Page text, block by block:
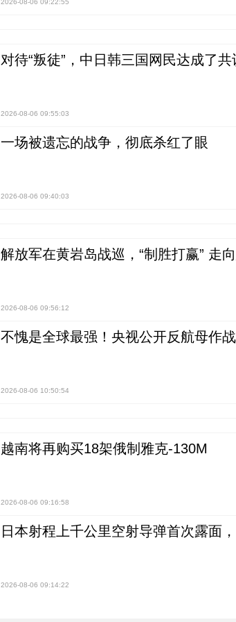
2026-08-06 09:22:55
对待“叛徒”，中日韩三国网民达成了共
2026-08-06 09:55:03
一场被遗忘的战争，彻底杀红了眼
2026-08-06 09:40:03
解放军在黄岩岛战巡，“制胜打赢” 走
2026-08-06 09:56:12
不愧是全球最强！央视公开反航母作
2026-08-06 10:50:54
越南将再购买18架俄制雅克-130M
2026-08-06 09:16:58
日本射程上千公里空射导弹首次露面
2026-08-06 09:14:22